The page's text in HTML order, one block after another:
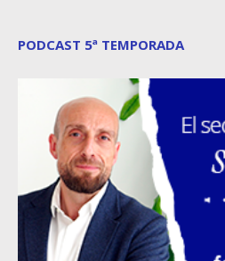
PODCAST 5ª TEMPORADA